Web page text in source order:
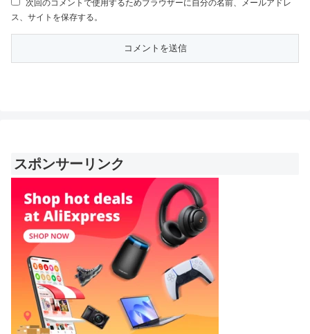
次回のコメントで使用するためブラウザーに自分の名前、メールアドレ
ス、サイトを保存する。
スポンサーリンク